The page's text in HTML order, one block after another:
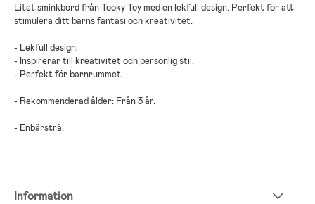
Litet sminkbord från Tooky Toy med en lekfull design. Perfekt för att
stimulera ditt barns fantasi och kreativitet.
- Lekfull design.
- Inspirerar till kreativitet och personlig stil.
- Perfekt för barnrummet.
- Rekommenderad ålder: Från 3 år.
- Enbärsträ.
Information